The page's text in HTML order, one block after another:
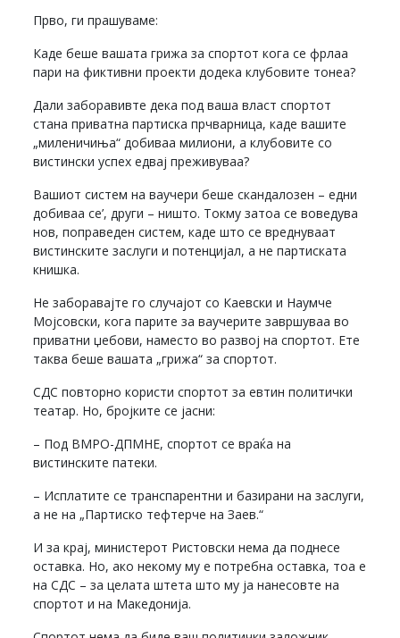
Прво, ги прашуваме:
Каде беше вашата грижа за спортот кога се фрлаа
пари на фиктивни проекти додека клубовите тонеа?
Дали заборавивте дека под ваша власт спортот
стана приватна партиска прчварница, каде вашите
„миленичиња“ добиваа милиони, а клубовите со
вистински успех едвај преживуваа?
Вашиот систем на ваучери беше скандалозен – едни
добиваа се’, други – ништо. Токму затоа се воведува
нов, поправеден систем, каде што се вреднуваат
вистинските заслуги и потенцијал, а не партиската
книшка.
Не заборавајте го случајот со Каевски и Наумче
Мојсовски, кога парите за ваучерите завршуваа во
приватни џебови, наместо во развој на спортот. Ете
таква беше вашата „грижа“ за спортот.
СДС повторно користи спортот за евтин политички
театар. Но, бројките се јасни:
– Под ВМРО-ДПМНЕ, спортот се враќа на
вистинските патеки.
– Исплатите се транспарентни и базирани на заслуги,
а не на „Партиско тефтерче на Заев.“
И за крај, министерот Ристовски нема да поднесе
оставка. Но, ако некому му е потребна оставка, тоа е
на СДС – за целата штета што му ја нанесовте на
спортот и на Македонија.